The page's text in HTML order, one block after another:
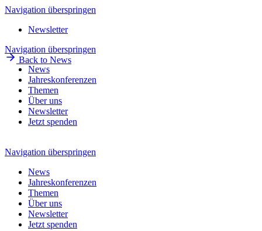
Navigation überspringen
Newsletter
Navigation überspringen
News
Jahreskonferenzen
Themen
Über uns
Newsletter
Jetzt spenden
Navigation überspringen
News
Jahreskonferenzen
Themen
Über uns
Newsletter
Jetzt spenden
Back to News